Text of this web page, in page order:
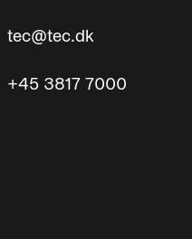
tec@tec.dk
+45 3817 7000